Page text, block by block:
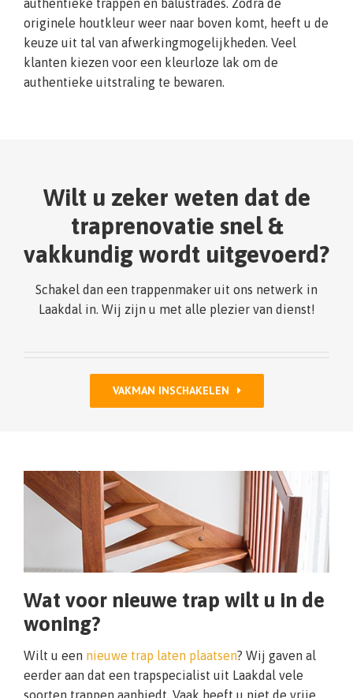
authentieke trappen en balustrades. Zodra de
originele houtkleur weer naar boven komt, heeft u de
keuze uit tal van afwerkingmogelijkheden. Veel
klanten kiezen voor een kleurloze lak om de
authentieke uitstraling te bewaren.
Wilt u zeker weten dat de
traprenovatie snel &
vakkundig wordt uitgevoerd?
Schakel dan een trappenmaker uit ons netwerk in
Laakdal in. Wij zijn u met alle plezier van dienst!
VAKMAN INSCHAKELEN
Wat voor nieuwe trap wilt u in de
woning?
Wilt u een nieuwe trap laten plaatsen? Wij gaven al
eerder aan dat een trapspecialist uit Laakdal vele
soorten trappen aanbiedt. Vaak heeft u niet de vrije